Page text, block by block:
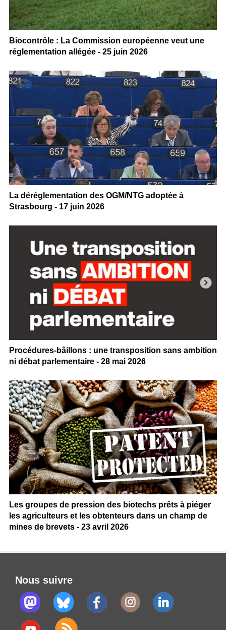
Biocontrôle : La Commission européenne veut une
réglementation allégée - 25 juin 2026
La déréglementation des OGM/NTG adoptée à
Strasbourg - 17 juin 2026
Procédures-bâillons : une transposition sans ambition
ni débat parlementaire - 28 mai 2026
Les groupes de pression des biotechs prêts à piéger
les agriculteurs et les obtenteurs dans un champ de
mines de brevets - 23 avril 2026
Nous suivre